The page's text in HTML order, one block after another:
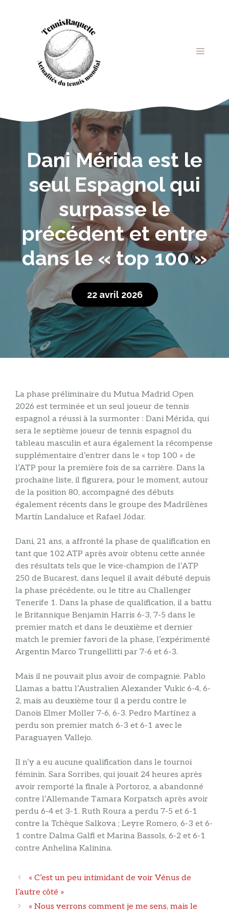
MENU
Dani Mérida est le
seul Espagnol qui
surpasse le
précédent et entre
dans le « top 100 »
22 avril 2026
La phase préliminaire du Mutua Madrid Open
2026 est terminée et un seul joueur de tennis
espagnol a réussi à la surmonter : Dani Mérida, qui
sera le septième joueur de tennis espagnol du
tableau masculin et aura également la récompense
supplémentaire d’entrer dans le « top 100 » de
l’ATP pour la première fois de sa carrière. Dans la
prochaine liste, il figurera, pour le moment, autour
de la position 80, accompagné des débuts
également récents dans le groupe des Madrilènes
Martín Landaluce et Rafael Jódar.
Dani, 21 ans, a affronté la phase de qualification en
tant que 102 ATP après avoir obtenu cette année
des résultats tels que le vice-champion de l’ATP
250 de Bucarest, dans lequel il avait débuté depuis
la phase précédente, ou le titre au Challenger
Tenerife 1. Dans la phase de qualification, il a battu
le Britannique Benjamin Harris 6-3, 7-5 dans le
premier match et dans le deuxième et dernier
match le premier favori de la phase, l’expérimenté
Argentin Marco Trungellitti par 7-6 et 6-3.
Mais il ne pouvait plus avoir de compagnie. Pablo
Llamas a battu l’Australien Alexander Vukic 6-4, 6-
2, mais au deuxième tour il a perdu contre le
Danois Elmer Moller 7-6, 6-3. Pedro Martínez a
perdu son premier match 6-3 et 6-1 avec le
Paraguayen Vallejo.
Il n’y a eu aucune qualification dans le tournoi
féminin. Sara Sorribes, qui jouait 24 heures après
avoir remporté la finale à Portoroz, a abandonné
contre l’Allemande Tamara Korpatsch après avoir
perdu 6-4 et 3-1. Ruth Roura a perdu 7-5 et 6-1
contre la Tchèque Salkova ; Leyre Romero, 6-3 et 6-
1 contre Dalma Galfi et Marina Bassols, 6-2 et 6-1
contre Anhelina Kalinina.
Navigation
des
articles
« C’est un peu intimidant de voir Vénus de
l’autre côté »
« Nous verrons comment je me sens, mais le